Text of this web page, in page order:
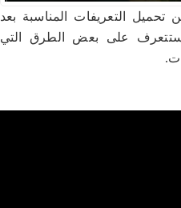
التعريفات المناسبة بعد
ستتعرف على بعض الطرق التي